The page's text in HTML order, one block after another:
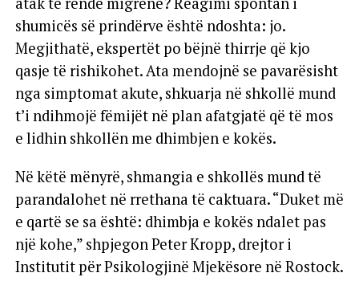
shumicës së prindërve është ndoshta: jo.
Megjithatë, ekspertët po bëjnë thirrje që kjo
qasje të rishikohet. Ata mendojnë se pavarësisht
nga simptomat akute, shkuarja në shkollë mund
t’i ndihmojë fëmijët në plan afatgjatë që të mos
e lidhin shkollën me dhimbjen e kokës.
Në këtë mënyrë, shmangia e shkollës mund të
parandalohet në rrethana të caktuara. “Duket më
e qartë se sa është: dhimbja e kokës ndalet pas
një kohe,” shpjegon Peter Kropp, drejtor i
Institutit për Psikologjinë Mjekësore në Rostock.